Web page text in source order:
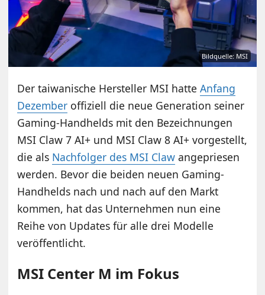
Bildquelle: MSI
Der taiwanische Hersteller MSI hatteAnfang
Dezember offiziell die neue Generation seiner
Gaming-Handhelds mit den Bezeichnungen
MSI Claw 7 AI+ und MSI Claw 8 AI+ vorgestellt,
die als Nachfolger des MSI Claw angepriesen
werden. Bevor die beiden neuen Gaming-
Handhelds nach und nach auf den Markt
kommen, hat das Unternehmen nun eine
Reihe von Updates für alle drei Modelle
veröffentlicht.
MSI Center M im Fokus